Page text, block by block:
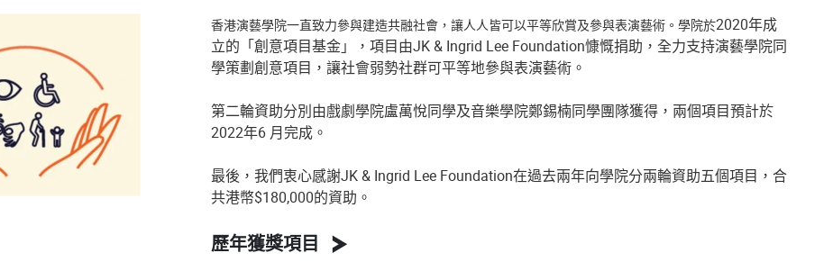
香港演藝學院一直致力參與建造共融社會，讓人人皆可以平等欣賞及參與表演藝術。學院於2020年成
立的「創意項目基金」，項目由JK & Ingrid Lee Foundation慷慨捐助，全力支持演藝學院同
學策劃創意項目，讓社會弱勢社群可平等地參與表演藝術。
第二輪資助分別由戲劇學院盧萬悅同學及音樂學院鄭錫楠同學團隊獲得，兩個項目預計於
2022年6 月完成。
最後，我們衷心感謝JK & Ingrid Lee Foundation在過去兩年向學院分兩輪資助五個項目，合
共港幣$180,000的資助。
歷年獲獎項目